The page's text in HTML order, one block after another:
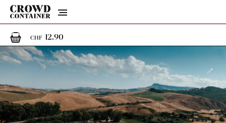
Menu
CHF 12.901 Artikel im Warenkorb